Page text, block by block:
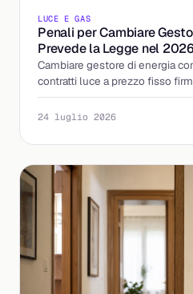
LUCE E GAS
Penali per Cambiare
Prevede la Legge nel 2026
Cambiare gestore di energia
contratti luce a prezzo fisso
gas. Ecco le regole ARERA e
24 luglio 2026